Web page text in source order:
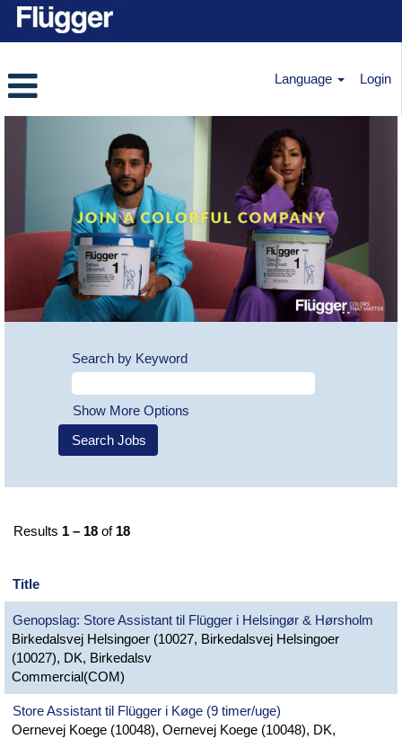
Language Login
Search by Keyword
Show More Options
Results 1 – 18 of 18
Title
Genopslag: Store Assistant til Flügger i Helsingør & Hørsholm
Birkedalsvej Helsingoer (10027, Birkedalsvej Helsingoer
(10027), DK, Birkedalsv
Commercial(COM)
Store Assistant til Flügger i Køge (9 timer/uge)
Oernevej Koege (10048), Oernevej Koege (10048), DK,